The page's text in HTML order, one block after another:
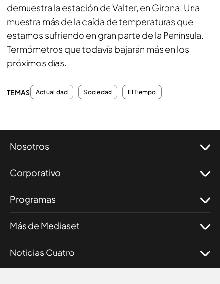
demuestra la estación de Valter, en Girona. Una
muestra más de la caída de temperaturas que
estamos sufriendo en gran parte de la Península.
Termómetros que todavía bajarán más en los
próximos días.
TEMAS Actualidad Sociedad El Tiempo
Nosotros
Corporativo
Programas
Más de Mediaset
Noticias Cuatro